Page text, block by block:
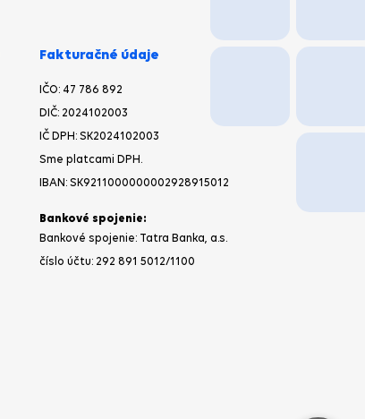
Fakturačné údaje
IČO: 47 786 892
DIČ: 2024102003
IČ DPH: SK2024102003
Sme platcami DPH.
IBAN: SK9211000000002928915012
Bankové spojenie:
Bankové spojenie: Tatra Banka, a.s.
číslo účtu: 292 891 5012/1100